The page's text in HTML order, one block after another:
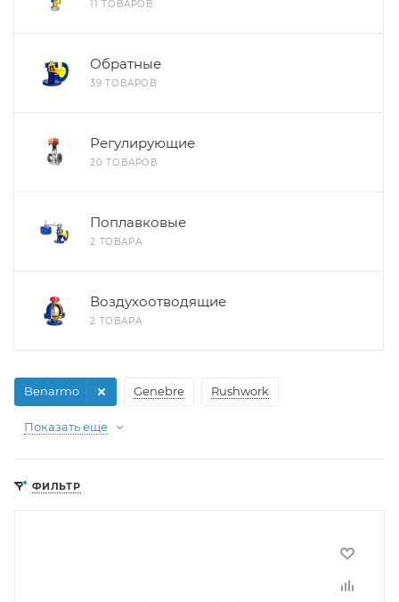
11 ТОВАРОВ
Обратные
39 ТОВАРОВ
Регулирующие
20 ТОВАРОВ
Поплавковые
2 ТОВАРА
Воздухоотводящие
2 ТОВАРА
Benarmo Genebre Rushwork
Показать еще
ФИЛЬТР